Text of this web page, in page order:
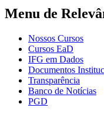
Menu de
Nossos Cursos
Cursos EaD
IFG em Dados
Documentos
Transparência
Banco de Notícias
PGD